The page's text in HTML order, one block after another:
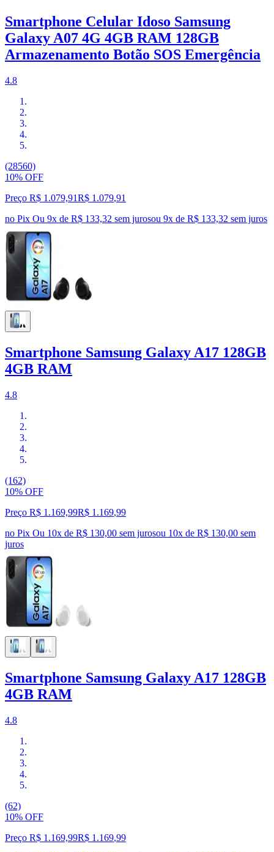
Smartphone Celular Idoso Samsung
Galaxy A07 4G 4GB RAM 128GB
Armazenamento Botão SOS Emergência
4.8
(28560)
10% OFF
Preço R$ 1.079,91R$ 1.079,91
no Pix Ou 9x de R$ 133,32 sem jurosou 9x de R$ 133,32 sem juros
Smartphone Samsung Galaxy A17 128GB
4GB RAM
4.8
(162)
10% OFF
Preço R$ 1.169,99R$ 1.169,99
no Pix Ou 10x de R$ 130,00 sem jurosou 10x de R$ 130,00 sem
juros
Smartphone Samsung Galaxy A17 128GB
4GB RAM
4.8
(62)
10% OFF
Preço R$ 1.169,99R$ 1.169,99